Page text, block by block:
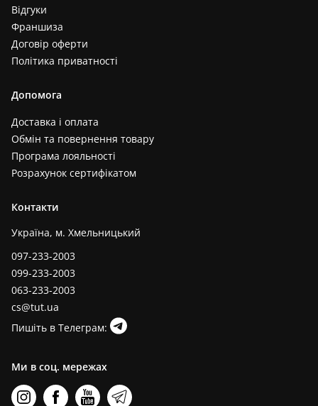
Відгуки
Франшиза
Договір оферти
Політика приватності
Допомога
Доставка і оплата
Обмін та повернення товару
Програма лояльності
Розрахунок сертифікатом
Контакти
Україна, м. Хмельницький
097-233-2003
099-233-2003
063-233-2003
cs@tut.ua
Пишіть в Телеграм:
Ми в соц. мережах